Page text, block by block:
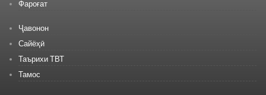
Фароғат
Ҷавонон
Сайёҳӣ
Таърихи ТВТ
Тамос